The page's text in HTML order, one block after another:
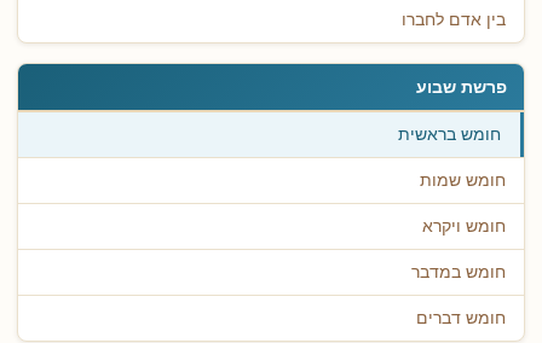
בין אדם לחברו
פרשת שבוע
חומש בראשית
חומש שמות
חומש ויקרא
חומש במדבר
חומש דברים